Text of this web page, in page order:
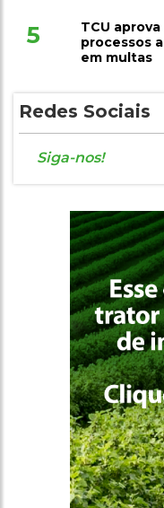
5
TCU
processos
em multas
Redes Sociais
Siga-nos!